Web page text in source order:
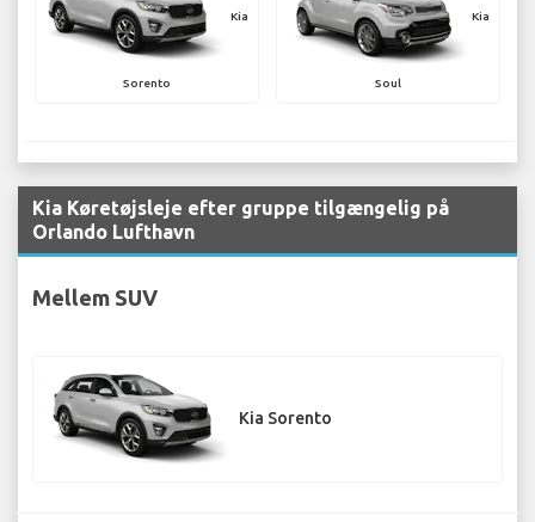
Kia
Sorento
Kia
Soul
Kia Køretøjsleje efter gruppe tilgængelig på
Orlando Lufthavn
Mellem SUV
Kia Sorento